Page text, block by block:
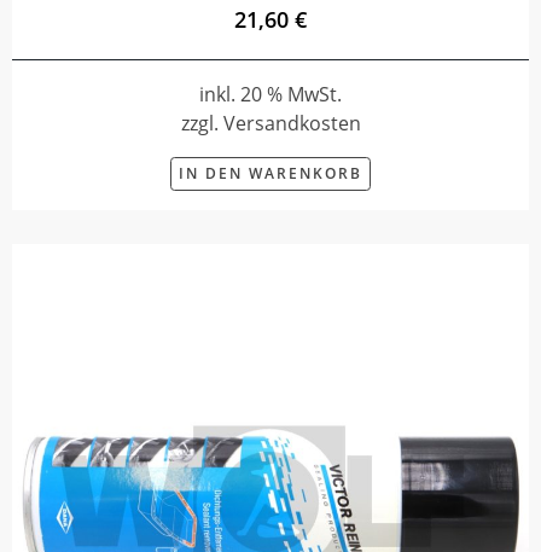
21,60 €
inkl. 20 % MwSt.
zzgl. Versandkosten
IN DEN WARENKORB